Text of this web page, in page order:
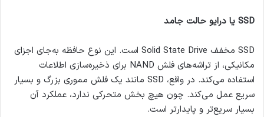
SSD یا درایو حالت جامد
SSD مخفف Solid State Drive است. این نوع حافظه به‌جای اجزای
مکانیکی، از تراشه‌های فلش NAND برای ذخیره‌سازی اطلاعات
استفاده می‌کند. در واقع، SSD مانند یک فلش مموری بزرگ و بسیار
سریع عمل می‌کند. چون هیچ بخش متحرکی ندارد، عملکرد آن
بسیار سریع‌تر و پایدارتر است.